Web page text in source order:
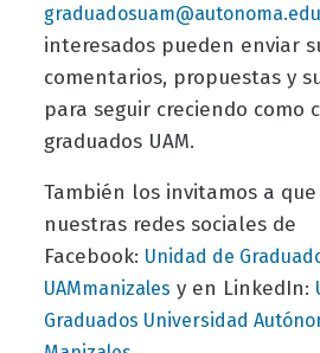
interesados pueden enviar
comentarios, propuestas y
para seguir creciendo como
graduados UAM.
También los invitamos a
nuestras redes sociales de
Facebook: Unidad de
UAMmanizales y en LinkedIn:
Graduados Universidad